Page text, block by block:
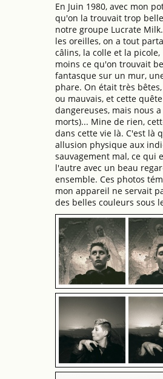
En Juin 1980, avec mon
qu'on la trouvait trop
notre groupe Lucrate
les oreilles, on a tout
câlins, la colle et la
moins ce qu'on trouvait
fantasque sur un mur,
phare. On était très
ou mauvais, et cette
dangereuses, mais nous
morts)... Mine de rien,
dans cette vie là. C'est là
allusion physique aux
sauvagement mal, ce qui
l'autre avec un beau
ensemble. Ces photos
mon appareil ne servait
des belles couleurs sous